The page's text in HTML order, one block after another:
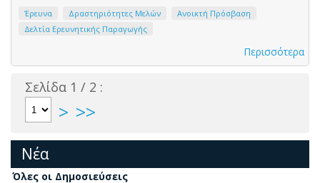
Έρευνα Δραστηριότητες Μελών
Ανοικτή Πρόσβαση
Δελτία Ερευνητικής Παραγωγής
Περισσότερα
Σελίδα 1 / 2 :
> >>
Νέα
Όλες οι Δημοσιεύσεις